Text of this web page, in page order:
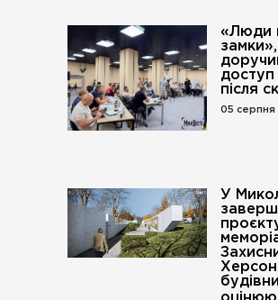
«Люди
доступ
після
05 серпня
У